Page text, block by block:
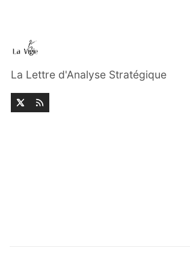
La Lettre d'Analyse Stratégique